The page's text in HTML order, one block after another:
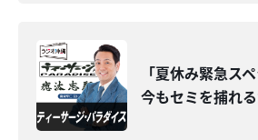
「夏休み緊急ス
今もセミを捕れる